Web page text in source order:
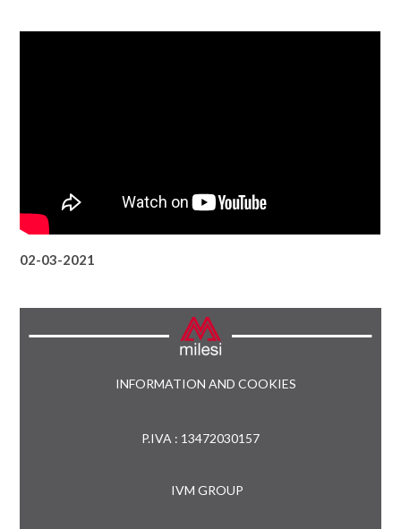
02-03-2021
INFORMATION AND COOKIES
P.IVA : 13472030157
IVM GROUP